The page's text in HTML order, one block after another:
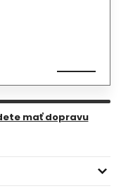
mať dopravu